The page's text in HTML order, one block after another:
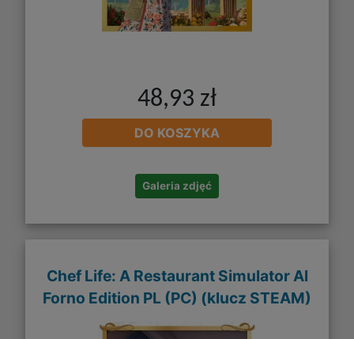
48,93 zł
DO KOSZYKA
Galeria zdjęć
Chef Life: A Restaurant Simulator Al
Forno Edition PL (PC) (klucz STEAM)